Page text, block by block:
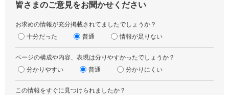
皆さまのご意見をお聞かせください
お求めの情報が充分掲載されてましたでしょうか？
十分だった
普通 情報が足りない
ページの構成や内容、表現は分りやすかったでしょうか？
分かりやすい
普通 分かりにくい
この情報をすぐに見つけられましたか？